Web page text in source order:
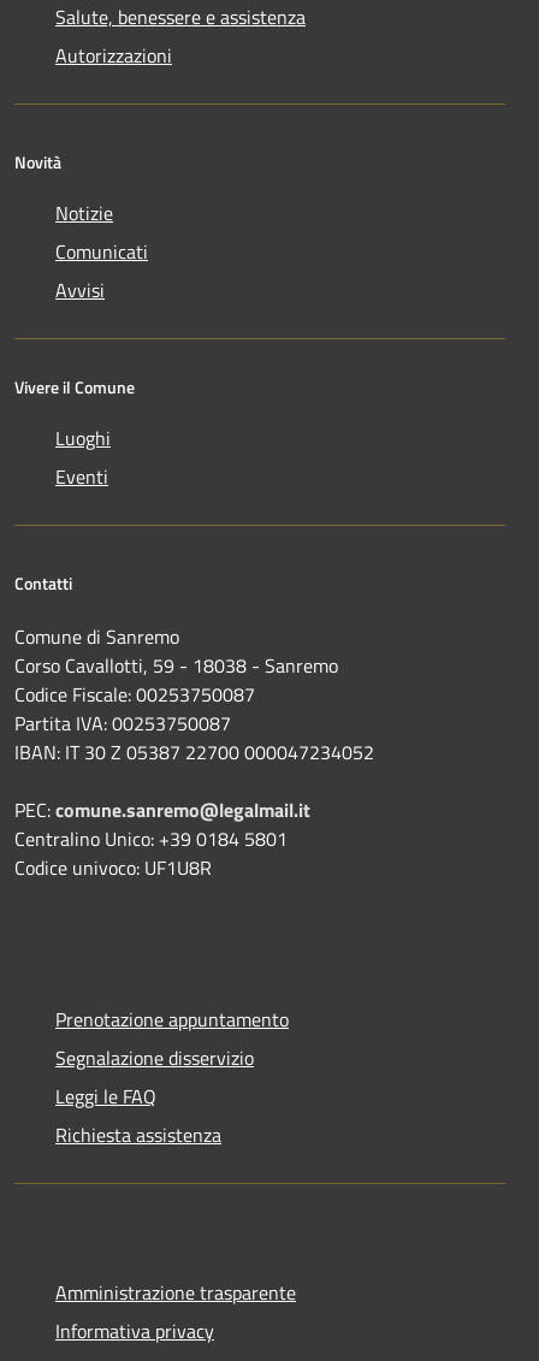
Salute, benessere e assistenza
Autorizzazioni
Novità
Notizie
Comunicati
Avvisi
Vivere il Comune
Luoghi
Eventi
Contatti
Comune di Sanremo
Corso Cavallotti, 59 - 18038 - Sanremo
Codice Fiscale: 00253750087
Partita IVA: 00253750087
IBAN: IT 30 Z 05387 22700 000047234052
PEC:comune.sanremo@legalmail.it
Centralino Unico: +39 0184 5801
Codice univoco: UF1U8R
Prenotazione appuntamento
Segnalazione disservizio
Leggi le FAQ
Richiesta assistenza
Amministrazione trasparente
Informativa privacy